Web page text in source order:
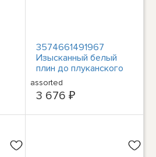
3574661491967
Изысканный белый
плин до плуканского
варенья с мягким
вкусом, 1000 мл,
Список
assorted
3 676 ₽